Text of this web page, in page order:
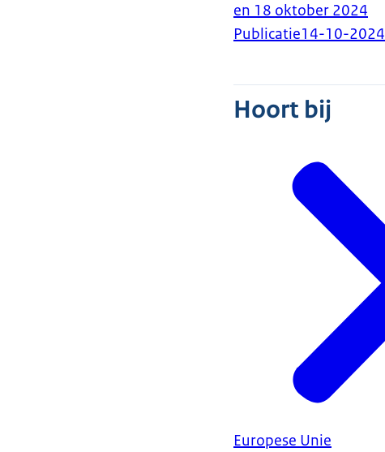
en 18 oktober 2024
Publicatie14-10-2024
Hoort bij
Europese Unie